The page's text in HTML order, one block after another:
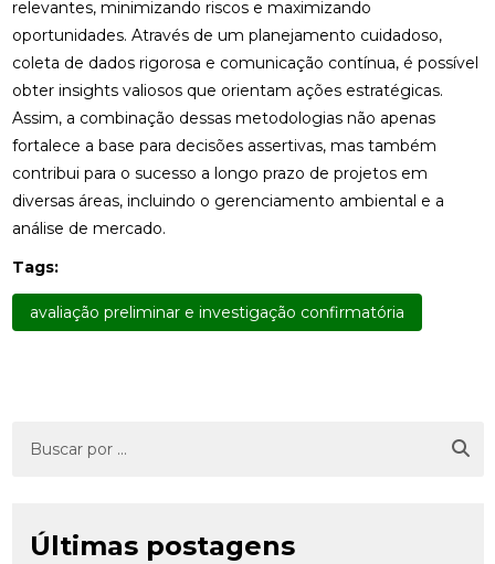
relevantes, minimizando riscos e maximizando
oportunidades. Através de um planejamento cuidadoso,
coleta de dados rigorosa e comunicação contínua, é possível
obter insights valiosos que orientam ações estratégicas.
Assim, a combinação dessas metodologias não apenas
fortalece a base para decisões assertivas, mas também
contribui para o sucesso a longo prazo de projetos em
diversas áreas, incluindo o gerenciamento ambiental e a
análise de mercado.
Tags:
avaliação preliminar e investigação confirmatória
Últimas postagens